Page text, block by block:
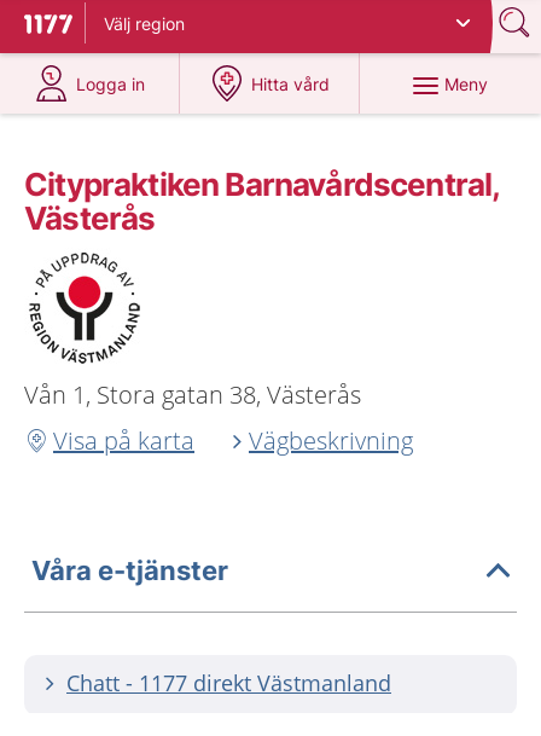
Till startsidan för 1177
Välj region
Logga in
på 1177.se
Hitta vård
på 1177.se
Meny
Citypraktiken Barnavårdscentral,
Västerås
Vån 1, Stora gatan 38, Västerås
Visa på karta
Vägbeskrivning
Våra e-tjänster
Chatt - 1177 direkt Västmanland